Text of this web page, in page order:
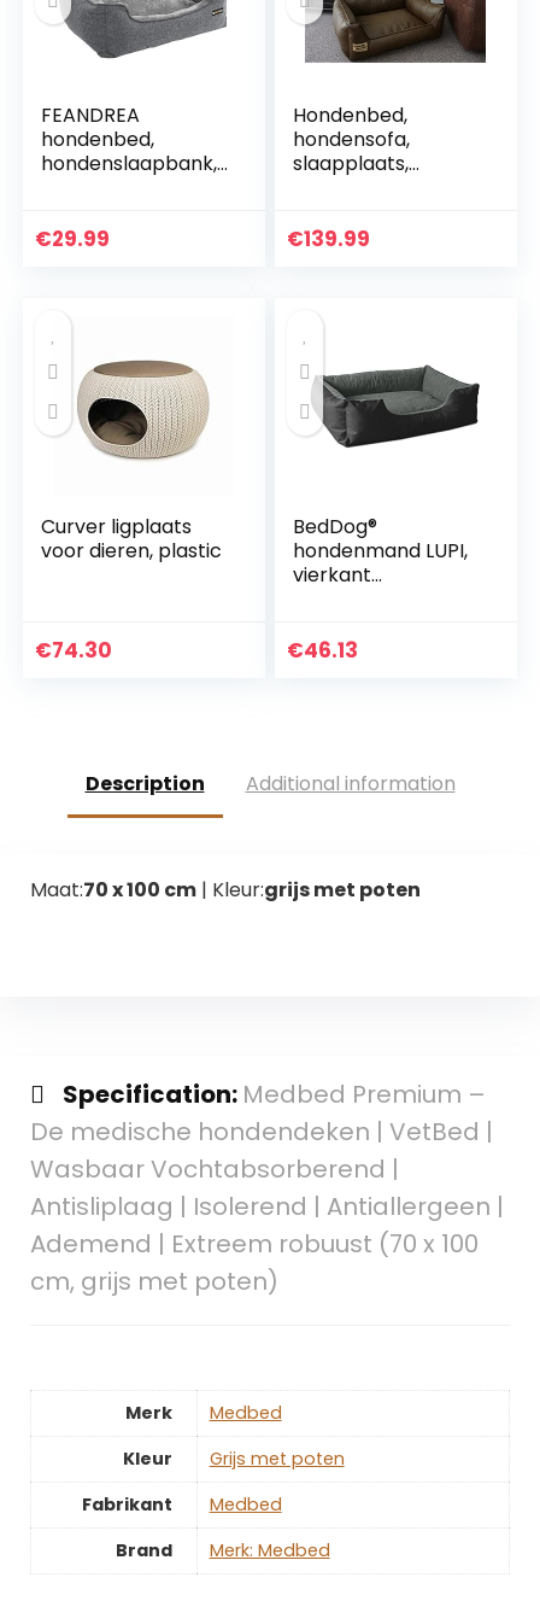
FEANDREA
hondenbed,
hondenslaapbank,
grijs PGW10GG
€29.99
Hondenbed,
hondensofa,
slaapplaats,
keuze van XS tot
€139.99
Curver ligplaats
voor dieren, plastic
€74.30
BedDog®
hondenmand LUPI,
vierkant
hondensofa,
€46.13
Description Additional information
Maat:70 x 100 cm| Kleur:grijs met poten
Specification: Medbed Premium –
De medische hondendeken | VetBed |
Wasbaar Vochtabsorberend |
Antisliplaag | Isolerend | Antiallergeen |
Ademend | Extreem robuust (70 x 100
cm, grijs met poten)
Merk
‎Medbed
Kleur
‎Grijs met poten
Fabrikant
‎Medbed
Brand
Merk: Medbed